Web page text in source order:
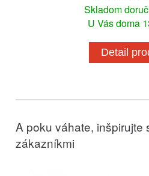
Skladom
U Vás doma
Detail
A poku váhate, inšpirujte
zákazníkmi